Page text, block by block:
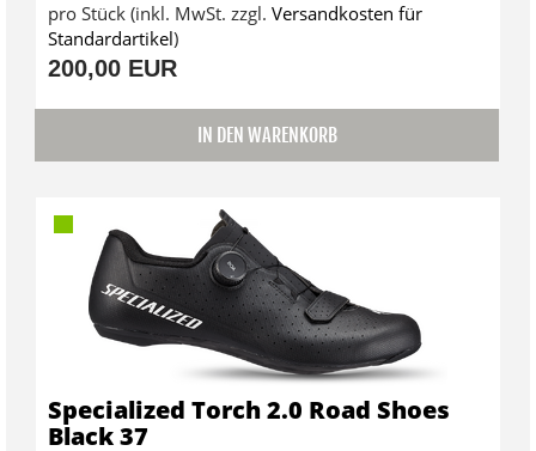
pro Stück (inkl. MwSt. zzgl. Versandkosten für
Standardartikel)
200,00 EUR
IN DEN WARENKORB
Specialized Torch 2.0 Road Shoes
Black 37